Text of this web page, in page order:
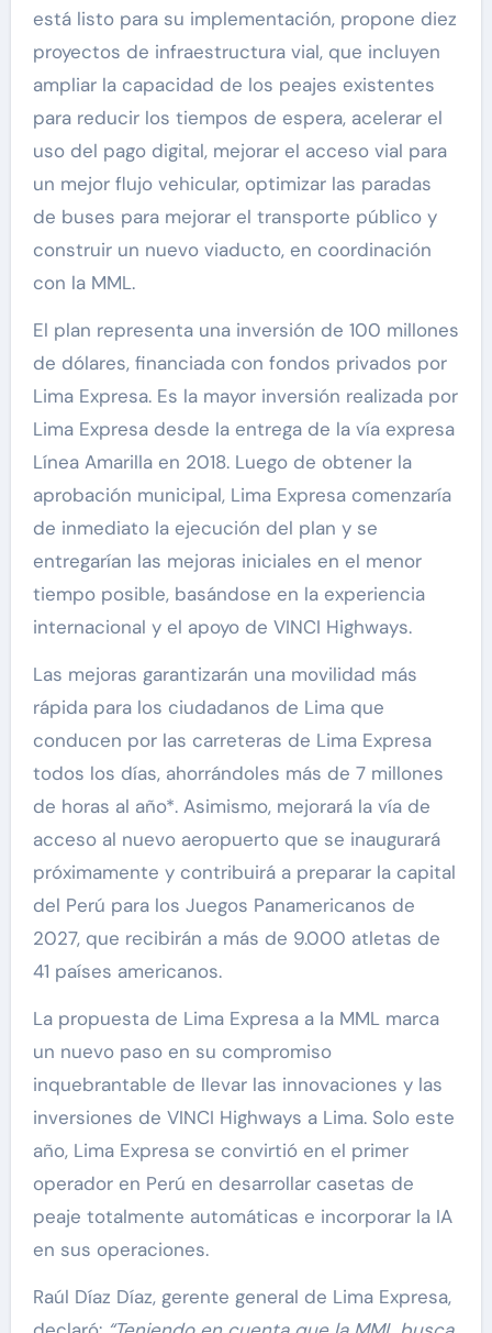
está listo para su implementación, propone diez
proyectos de infraestructura vial, que incluyen
ampliar la capacidad de los peajes existentes
para reducir los tiempos de espera, acelerar el
uso del pago digital, mejorar el acceso vial para
un mejor flujo vehicular, optimizar las paradas
de buses para mejorar el transporte público y
construir un nuevo viaducto, en coordinación
con la MML.
El plan representa una inversión de 100 millones
de dólares, financiada con fondos privados por
Lima Expresa. Es la mayor inversión realizada por
Lima Expresa desde la entrega de la vía expresa
Línea Amarilla en 2018. Luego de obtener la
aprobación municipal, Lima Expresa comenzaría
de inmediato la ejecución del plan y se
entregarían las mejoras iniciales en el menor
tiempo posible, basándose en la experiencia
internacional y el apoyo de VINCI Highways.
Las mejoras garantizarán una movilidad más
rápida para los ciudadanos de Lima que
conducen por las carreteras de Lima Expresa
todos los días, ahorrándoles más de 7 millones
de horas al año*. Asimismo, mejorará la vía de
acceso al nuevo aeropuerto que se inaugurará
próximamente y contribuirá a preparar la capital
del Perú para los Juegos Panamericanos de
2027, que recibirán a más de 9.000 atletas de
41 países americanos.
La propuesta de Lima Expresa a la MML marca
un nuevo paso en su compromiso
inquebrantable de llevar las innovaciones y las
inversiones de VINCI Highways a Lima. Solo este
año, Lima Expresa se convirtió en el primer
operador en Perú en desarrollar casetas de
peaje totalmente automáticas e incorporar la IA
en sus operaciones.
Raúl Díaz Díaz, gerente general de Lima Expresa,